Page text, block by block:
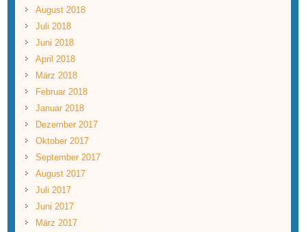
August 2018
Juli 2018
Juni 2018
April 2018
März 2018
Februar 2018
Januar 2018
Dezember 2017
Oktober 2017
September 2017
August 2017
Juli 2017
Juni 2017
März 2017